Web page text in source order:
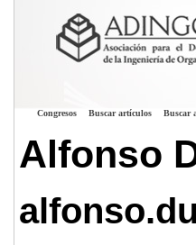
Congresos Buscar artículos Buscar
Alfonso